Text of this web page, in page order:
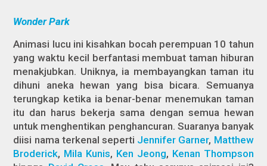
Wonder Park
Animasi lucu ini kisahkan bocah perempuan 10 tahun
yang waktu kecil berfantasi membuat taman hiburan
menakjubkan. Uniknya, ia membayangkan taman itu
dihuni aneka hewan yang bisa bicara. Semuanya
terungkap ketika ia benar-benar menemukan taman
itu dan harus bekerja sama dengan semua hewan
untuk menghentikan penghancuran. Suaranya banyak
diisi nama terkenal seperti Jennifer Garner, Matthew
Broderick, Mila Kunis, Ken Jeong, Kenan Thompson